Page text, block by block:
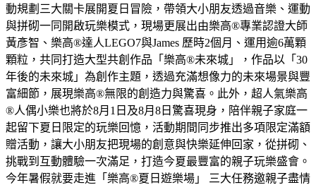
動規劃三大關卡展開夏日冒險，帶領大小朋友透過音樂、運動
與拼砌一同開啟玩樂模式，現場更展出由樂高®專業認證大師
黃彥智、樂高®達人LEGO7與James 歷時2個月、運用逾6萬顆
顆粒，共同打造大型共創作品「樂高®未來城」，作品以「30
年後的未來城」為創作主題，透過充滿想像力的未來場景與豐
富細節，展現樂高®無限的創造力與驚喜。此外，超人氣樂高
®人偶小樂也將於8月1日及8月8日驚喜現身，陪伴親子家庭一
起留下夏日限定的玩樂回憶，活動期間同步推出多項限定滿額
贈活動，讓大小朋友把現場的創意與快樂延伸回家，從拼砌、
挑戰到互動體驗一次滿足，打造今夏最豐富的親子玩樂盛會。
今年暑假就要走進「樂高®夏日遊樂場」 三大任務邀親子盡情